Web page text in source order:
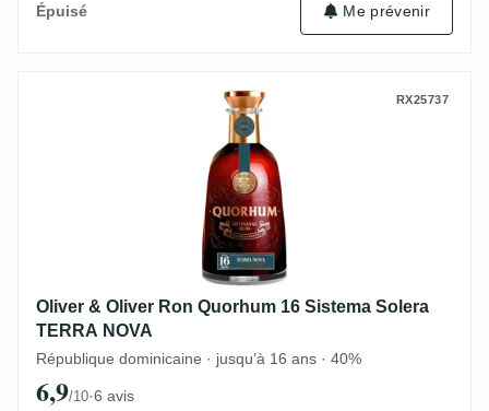
Épuisé Me prévenir
Oliver & Oliver Ron Quorhum 16 Sistema
RX25737
Oliver & Oliver Ron Quorhum 16 Sistema Solera
TERRA NOVA
République dominicaine · jusqu’à 16 ans · 40%
6,9/10·6 avis